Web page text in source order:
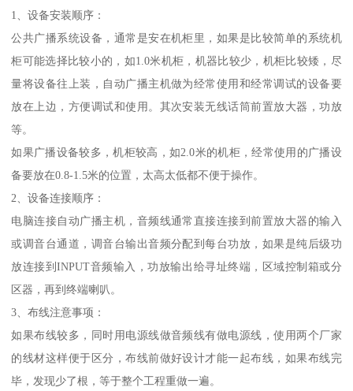
1、设备安装顺序：
公共广播系统设备，通常是安在机柜里，如果是比较简单的系统机
柜可能选择比较小的，如1.0米机柜，机器比较少，机柜比较矮，尽
量将设备往上装，自动广播主机做为经常使用和经常调试的设备要
放在上边，方便调试和使用。其次安装无线话筒前置放大器，功放
等。
如果广播设备较多，机柜较高，如2.0米的机柜，经常使用的广播设
备要放在0.8-1.5米的位置，太高太低都不便于操作。
2、设备连接顺序：
电脑连接自动广播主机，音频线通常直接连接到前置放大器的输入
或调音台通道，调音台输出音频分配到每台功放，如果是纯后级功
放连接到INPUT音频输入，功放输出给寻址终端，区域控制箱或分
区器，再到终端喇叭。
3、布线注意事项：
如果布线较多，同时用电源线做音频线有做电源线，使用两个厂家
的线材这样便于区分，布线前做好设计才能一起布线，如果布线完
毕，发现少了根，等于整个工程重做一遍。